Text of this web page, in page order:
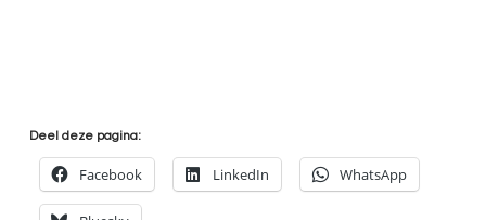
Deel deze pagina:
Facebook LinkedIn WhatsApp